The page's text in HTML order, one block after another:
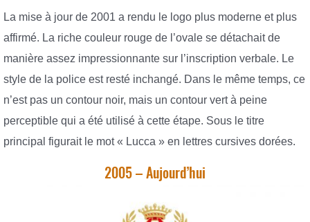
La mise à jour de 2001 a rendu le logo plus moderne et plus
affirmé. La riche couleur rouge de l’ovale se détachait de
manière assez impressionnante sur l’inscription verbale. Le
style de la police est resté inchangé. Dans le même temps, ce
n’est pas un contour noir, mais un contour vert à peine
perceptible qui a été utilisé à cette étape. Sous le titre
principal figurait le mot « Lucca » en lettres cursives dorées.
2005 – Aujourd’hui